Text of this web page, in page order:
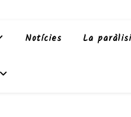
Notícies La